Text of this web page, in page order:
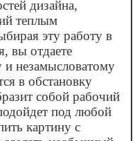
дизайна,
теплым
эту работу в
вы отдаете
и незамысловатому
в обстановку
собой рабочий
под любой
картину с